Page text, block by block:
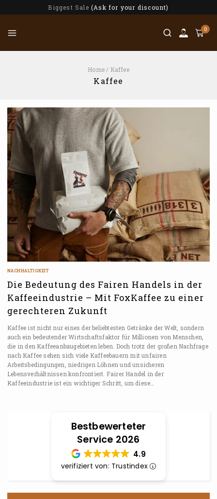
Biggest Sale (Ask for your discount)
0
Home / Kaffee
Kaffee
NACHHALTIGKEIT
Die Bedeutung des Fairen Handels in der
Kaffeeindustrie – Mit FoxKaffee zu einer
gerechteren Zukunft
Kaffee ist nicht nur eines der beliebtesten Getränke der Welt, sondern
auch ein bedeutender Wirtschaftsfaktor für Millionen von Menschen,
die in den Kaffeeanbaugebieten leben. Doch trotz der großen Nachfrage
nach Kaffee sehen sich viele Kaffeebauern mit unfairen
Arbeitsbedingungen, niedrigen Löhnen und unsicheren
Lebensverhältnissen konfrontiert. Fairer Handel in der
Kaffeeindustrie ist ein wichtiger Schritt, um diese…
Bestbewerteter
Service 2026
4.9
verifiziert von: Trustindex